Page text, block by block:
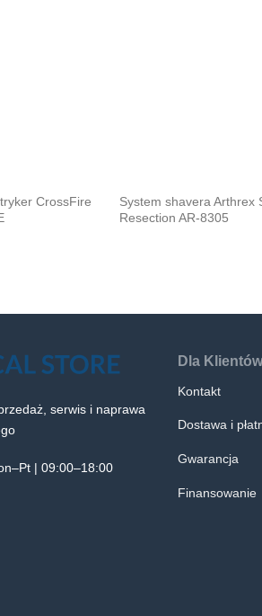
CrossFire
System shavera Arthrex
Resection AR-8305
serwis i naprawa
| 09:00–18:00
Dla Klientów
Kontakt
Dostawa i
Gwarancja
Finansowanie